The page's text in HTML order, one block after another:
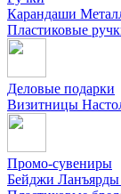
Карандаши
Пластиковые
Деловые подарки
Визитницы
Промо-сувениры
Бейджи Ланъярды